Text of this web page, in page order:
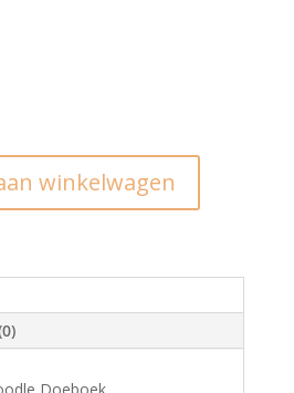
winkelwagen
Doeboek